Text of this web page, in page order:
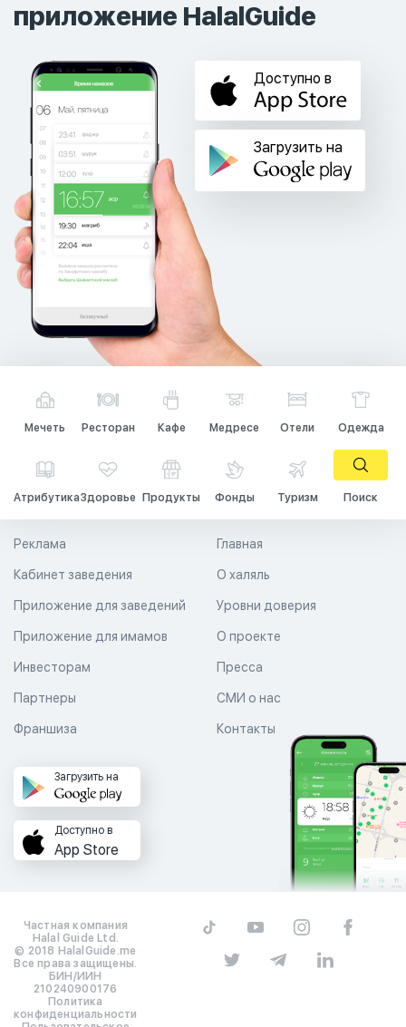
приложение HalalGuide
Доступно в
Загрузить на
Мечеть Ресторан Кафе Медресе Отели Одежда
АтрибутикаЗдоровье Продукты Фонды Туризм Поиск
Главная
О халяль
Уровни доверия
Реклама
Кабинет заведения
Приложение для заведений
Приложение для имамов О проекте
Пресса
СМИ о нас
Контакты
Инвесторам
Партнеры
Франшиза
Загрузить на
Доступно в
App Store
Частная компания
Halal Guide Ltd.
© 2018 HalalGuide.me
Все права защищены.
БИН/ИИН
210240900176
Политика
конфиденциальности